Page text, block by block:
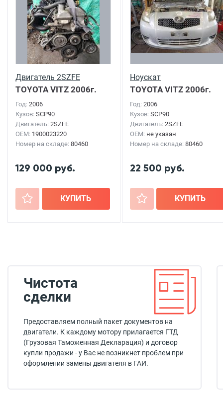
Двигатель 2SZFE
TOYOTA VITZ 2006г.
Год: 2006
Кузов: SCP90
Двигатель: 2SZFE
OEM: 1900023220
Номер на складе: 80460
129 000 руб.
+ КУПИТЬ
Ноускат
TOYOTA VITZ 2006г.
Год: 2006
Кузов: SCP90
Двигатель: 2SZFE
OEM: не указан
Номер на складе: 80460
22 500 руб.
+ КУПИТЬ
Чистота
сделки
Предоставляем полный пакет документов на
двигатели. К каждому мотору прилагается ГТД
(Грузовая Таможенная Декларация) и договор
купли продажи - у Вас не возникнет проблем при
оформлении замены двигателя в ГАИ.